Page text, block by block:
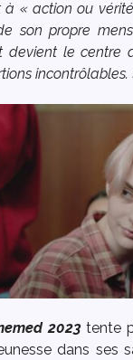
« action ou
son propre
devient le centre
incontrôlables.
2023tente
dans ses